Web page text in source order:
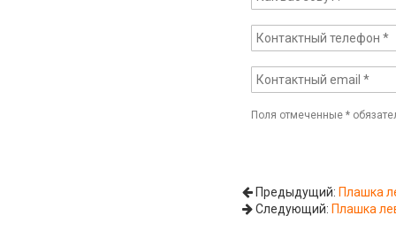
Поля отмеченные*
Предыдущий: Плашка
Следующий: Плашка